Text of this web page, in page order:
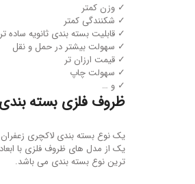
✓ وزن کمتر
✓ شکنندگی کمتر
✓ قابلیت بسته بندی ثانویه ساده تر
✓ سهولت بیشتر در حمل و نقل
✓ قیمت ارزان تر
✓ سهولت چاپ
✓ و …
ظروف فلزی بسته
یک نوع بسته بندی لاکچری
یک از مدل های ظروف فلزی با
ترین نوع بسته بندی می باشد.